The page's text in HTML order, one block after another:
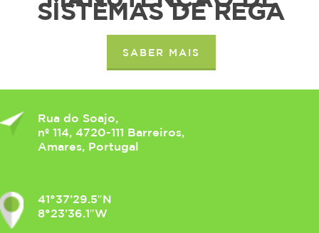
SISTEMAS DE REGA
SABER MAIS
Rua do Soajo,
nº 114, 4720-111 Barreiros,
Amares, Portugal
41°37’29.5″N
8°23’36.1″W